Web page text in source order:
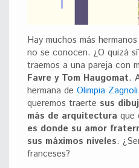
Hay muchos más hermanos
no se conocen. ¿O quizá
traemos a una pareja con
Favre y Tom Haugomat.
hermana de Olimpia Zagnoli
queremos traerte sus
más de arquitectura que
es donde su amor
sus máximos niveles.
franceses?